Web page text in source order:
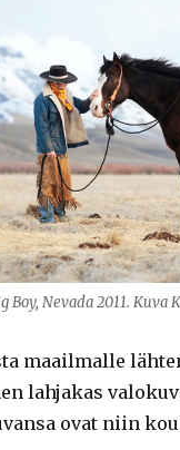
Boy, Nevada 2011. Kuva
maailmalle
lahjakas
ovat niin